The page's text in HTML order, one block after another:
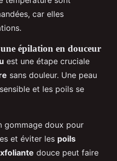
car elles
épilation en douceur
est une étape cruciale
sans douleur. Une peau
et les poils se
gommage doux pour
et éviter les poils
douce peut faire